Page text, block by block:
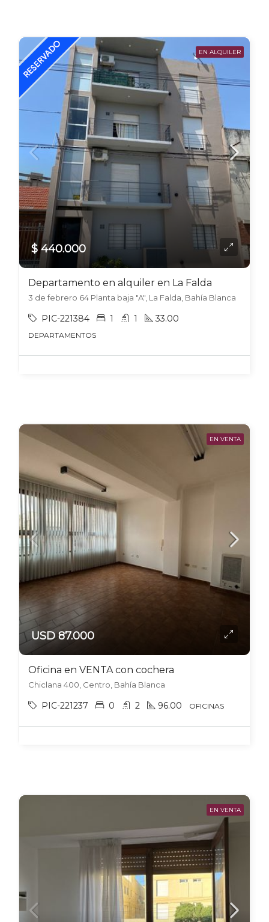
EN ALQUILER
$ 440.000
Departamento en alquiler en La Falda
3 de febrero 64 Planta baja "A", La Falda, Bahía Blanca
PIC-221384 1 1 33.00
DEPARTAMENTOS
EN VENTA
USD 87.000
Oficina en VENTA con cochera
Chiclana 400, Centro, Bahía Blanca
PIC-221237 0 2 96.00 OFICINAS
EN VENTA